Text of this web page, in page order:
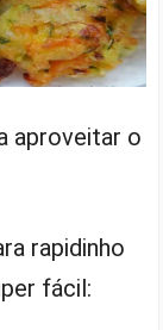
aproveitar o
rapidinho
fácil: